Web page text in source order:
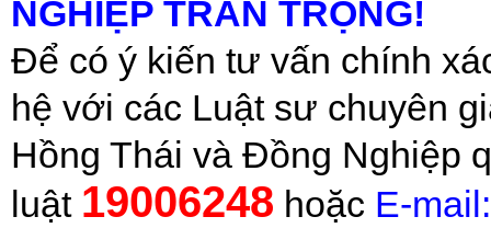
NGHIỆP TRÂN TRỌNG!
Để có ý kiến tư vấn chính
hệ với các Luật sư chuyên
Hồng Thái và Đồng Nghiệp
luật 19006248 hoặc E-